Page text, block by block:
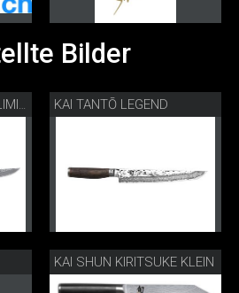
Bilder
KAI SHI HOU 5 TANTŌ LIMITED KAI TANTŌ LEGEND
KAI SHUN KIRITSUKE KLEIN